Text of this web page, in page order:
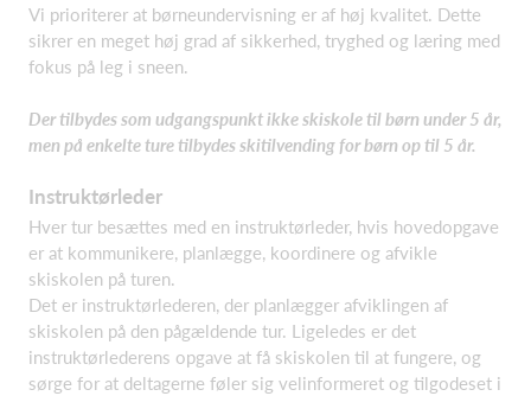
Vi prioriterer at børneundervisning er af høj kvalitet. Dette
sikrer en meget høj grad af sikkerhed, tryghed og læring med
fokus på leg i sneen.
Der tilbydes som udgangspunkt ikke skiskole til børn under 5 år,
men på enkelte ture tilbydes skitilvending for børn op til 5 år.
Instruktørleder
Hver tur besættes med en instruktørleder, hvis hovedopgave
er at kommunikere, planlægge, koordinere og afvikle
skiskolen på turen.
Det er instruktørlederen, der planlægger afviklingen af
skiskolen på den pågældende tur. Ligeledes er det
instruktørlederens opgave at få skiskolen til at fungere, og
sørge for at deltagerne føler sig velinformeret og tilgodeset i